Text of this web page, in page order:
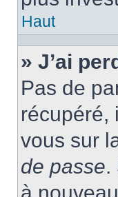
Haut
» J’ai
Pas de
récupéré,
vous sur
de passe.